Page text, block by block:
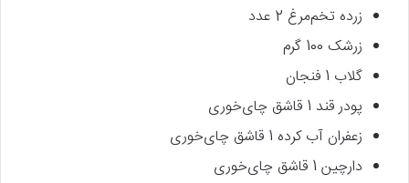
زرده تخم‌مرغ 2 عدد
زرشک 100 گرم
گلاب 1 فنجان
پودر قند 1 قاشق چای‌خوری
زعفران آب کرده 1 قاشق چای‌خوری
دارچین 1 قاشق چای‌خوری